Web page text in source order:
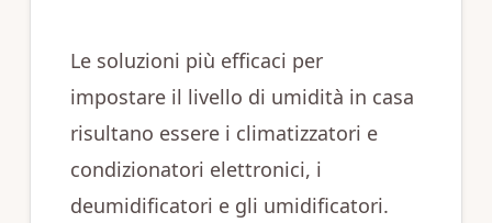
Le soluzioni più efficaci per
impostare il livello di umidità in casa
risultano essere i climatizzatori e
condizionatori elettronici, i
deumidificatori e gli umidificatori.